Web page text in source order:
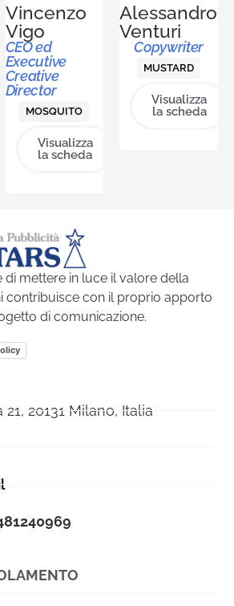
Vincenzo
Vigo
CEO ed
Executive
Creative
Director
MOSQUITO
Visualizza
la scheda
Alessandro
Venturi
Copywriter
MUSTARD
Visualizza
la scheda
di mettere in luce il valore della
contribuisce con il proprio apporto
di comunicazione.
20131 Milano, Italia